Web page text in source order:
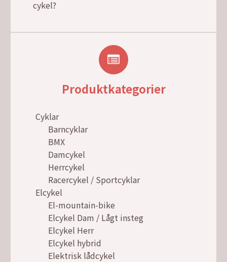
cykel?
Produktkategorier
Cyklar
Barncyklar
BMX
Damcykel
Herrcykel
Racercykel / Sportcyklar
Elcykel
El-mountain-bike
Elcykel Dam / Lågt insteg
Elcykel Herr
Elcykel hybrid
Elektrisk lådcykel